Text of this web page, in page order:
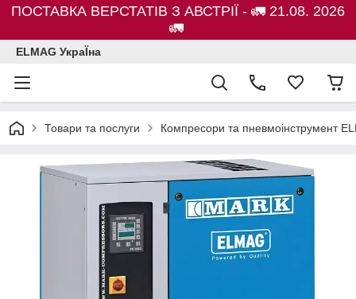
ПОСТАВКА ВЕРСТАТІВ З АВСТРІЇ - 🚛 21.08. 2026
🚛
ELMAG УкраЇна
Товари та послуги Компресори та пневмоінструмент